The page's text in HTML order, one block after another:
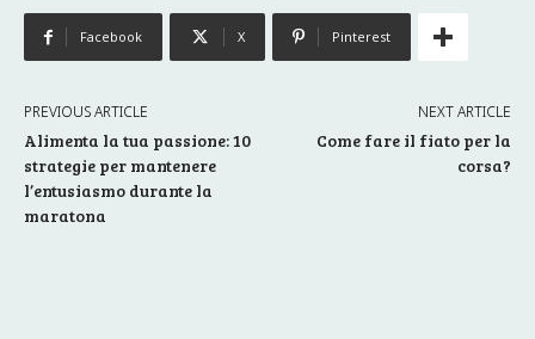
Facebook X Pinterest
PREVIOUS ARTICLE
Alimenta la tua passione: 10
strategie per mantenere
l’entusiasmo durante la
maratona
NEXT ARTICLE
Come fare il fiato per la
corsa?